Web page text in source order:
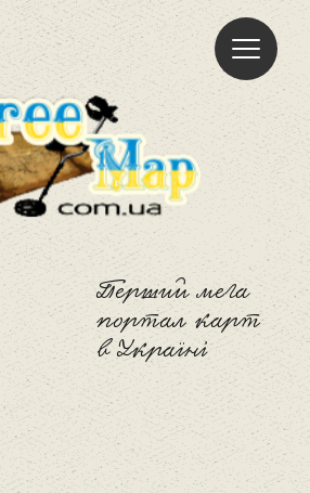
Freemap
Перший мега
портал карт
в Україні